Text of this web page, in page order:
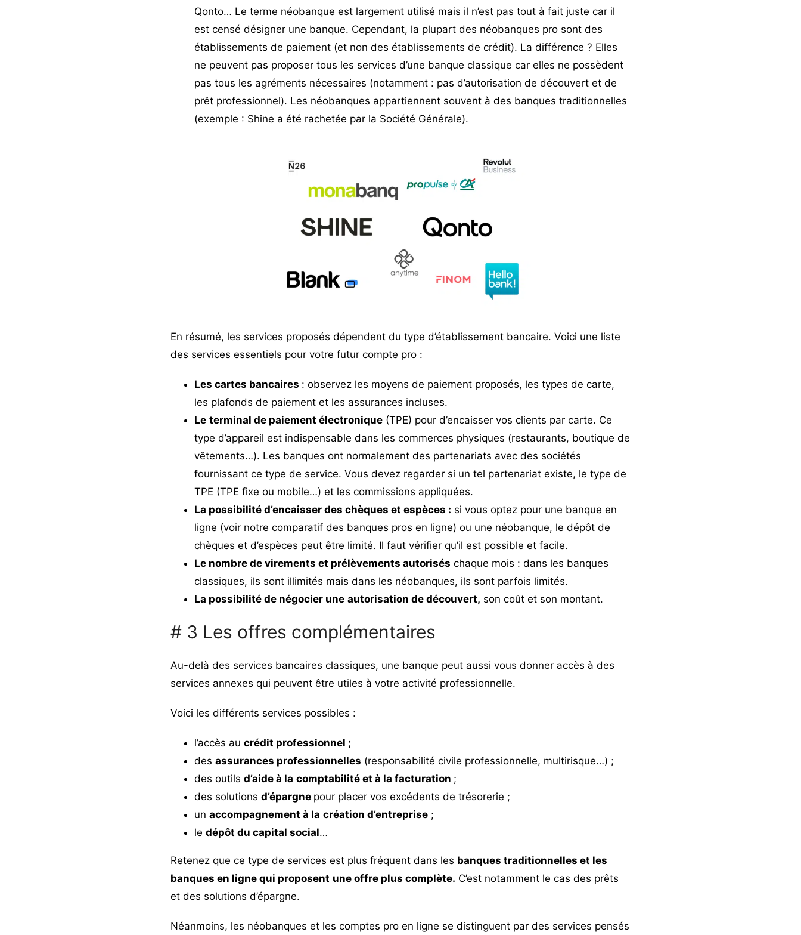
Qonto… Le terme néobanque est largement utilisé mais il n’est pas tout à fait juste car il
est censé désigner une banque. Cependant, la plupart des néobanques pro sont des
établissements de paiement (et non des établissements de crédit). La différence ? Elles
ne peuvent pas proposer tous les services d’une banque classique car elles ne possèdent
pas tous les agréments nécessaires (notamment : pas d’autorisation de découvert et de
prêt professionnel). Les néobanques appartiennent souvent à des banques traditionnelles
(exemple : Shine a été rachetée par la Société Générale).
En résumé, les services proposés dépendent du type d’établissement bancaire. Voici une liste
des services essentiels pour votre futur compte pro :
Les cartes bancaires : observez les moyens de paiement proposés, les types de carte,
les plafonds de paiement et les assurances incluses.
Le terminal de paiement électronique(TPE) pour d’encaisser vos clients par carte. Ce
type d’appareil est indispensable dans les commerces physiques (restaurants, boutique de
vêtements…). Les banques ont normalement des partenariats avec des sociétés
fournissant ce type de service. Vous devez regarder si un tel partenariat existe, le type de
TPE (TPE fixe ou mobile…) et les commissions appliquées.
La possibilité d’encaisser des chèques et espèces : si vous optez pour une banque en
ligne (voir notre comparatif des banques pros en ligne) ou une néobanque, le dépôt de
chèques et d’espèces peut être limité. Il faut vérifier qu’il est possible et facile.
Le nombre de virements et prélèvements autorisés chaque mois : dans les banques
classiques, ils sont illimités mais dans les néobanques, ils sont parfois limités.
La possibilité de négocier une autorisation de découvert, son coût et son montant.
# 3 Les offres complémentaires
Au-delà des services bancaires classiques, une banque peut aussi vous donner accès à des
services annexes qui peuvent être utiles à votre activité professionnelle.
Voici les différents services possibles :
l’accès au crédit professionnel ;
des assurances professionnelles (responsabilité civile professionnelle, multirisque…) ;
des outils d’aide à la comptabilitéet à la facturation ;
des solutions d’épargne pour placer vos excédents de trésorerie ;
un accompagnement à la création d’entreprise;
le dépôt du capital social…
Retenez que ce type de services est plus fréquent dans les banques traditionnelles et les
banques en ligne qui proposent une offre plus complète. C’est notamment le cas des prêts
et des solutions d’épargne.
Néanmoins, les néobanques et les comptes pro en ligne se distinguent par des services pensés